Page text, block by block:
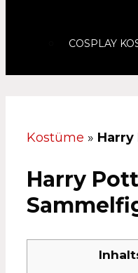
COSPLAY
Kostüme »
Harry